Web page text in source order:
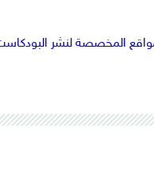
المخصصة لنشر